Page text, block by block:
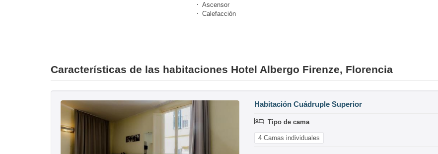
Ascensor
Calefacción
Características de las habitaciones Hotel Albergo Firenze, Florencia
Habitación Cuádruple Superior
Tipo de cama
4 Camas individuales